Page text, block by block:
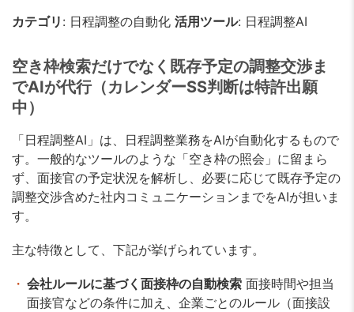
カテゴリ : 日程調整の自動化 活用ツール: 日程調整AI
空き枠検索だけでなく既存予定の調整交渉ま
でAIが代行（カレンダーSS判断は特許出願
中）
「日程調整AI」は、日程調整業務をAIが自動化するもので
す。一般的なツールのような「空き枠の照会」に留まら
ず、面接官の予定状況を解析し、必要に応じて既存予定の
調整交渉含めた社内コミュニケーションまでをAIが担いま
す。
主な特徴として、下記が挙げられています。
会社ルールに基づく面接枠の自動検索 面接時間や担当
面接官などの条件に加え、企業ごとのルール（面接設